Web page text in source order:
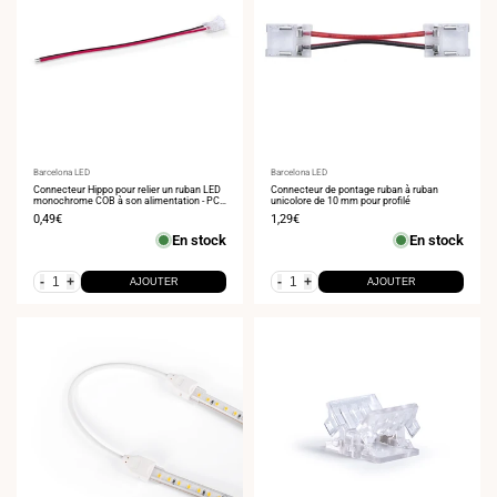
Fournisseur
:
Barcelona LED
Connecteur Hippo pour relier un ruban LED
monochrome COB à son alimentation - PCB
8mm - 2 broches - IP20 - Max. 24V
Prix
0,49€
En stock
- + AJOUTER
Fournisseur
:
Barcelona LED
Connecteur de pontage ruban à ruban
unicolore de 10 mm pour profilé
Prix
1,29€
En stock
- + AJOUTER